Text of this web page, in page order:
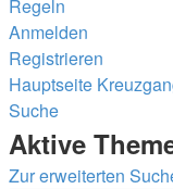
Regeln
Anmelden
Registrieren
Hauptseite
Suche
Aktive
Zur erweiterten